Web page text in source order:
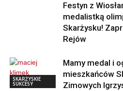
Festyn z
medalistką
Skarżysku!
Rejów
SKARŻYSKIE
SUKCESY
Mamy medal i
mieszkańców
Zimowych